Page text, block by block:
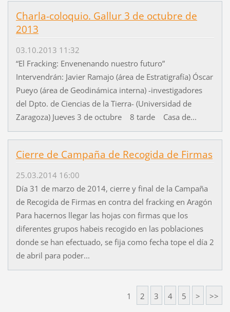
Charla-coloquio. Gallur 3 de octubre de
2013
03.10.2013 11:32
“El Fracking: Envenenando nuestro futuro”
Intervendrán: Javier Ramajo (área de Estratigrafía) Óscar
Pueyo (área de Geodinámica interna) -investigadores
del Dpto. de Ciencias de la Tierra- (Universidad de
Zaragoza) Jueves 3 de octubre 8 tarde Casa de...
Cierre de Campaña de Recogida de Firmas
25.03.2014 16:00
Día 31 de marzo de 2014, cierre y final de la Campaña
de Recogida de Firmas en contra del fracking en Aragón
Para hacernos llegar las hojas con firmas que los
diferentes grupos habeis recogido en las poblaciones
donde se han efectuado, se fija como fecha tope el día 2
de abril para poder...
1 2 3 4 5 > >>